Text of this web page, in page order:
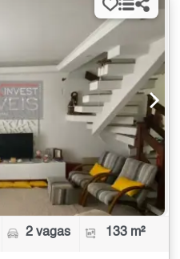
2 vagas 133 m²